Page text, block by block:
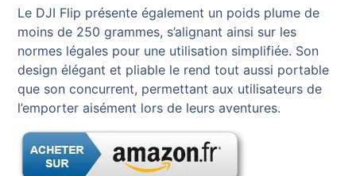
Le DJI Flip présente également un poids plume de
moins de 250 grammes, s’alignant ainsi sur les
normes légales pour une utilisation simplifiée. Son
design élégant et pliable le rend tout aussi portable
que son concurrent, permettant aux utilisateurs de
l’emporter aisément lors de leurs aventures.